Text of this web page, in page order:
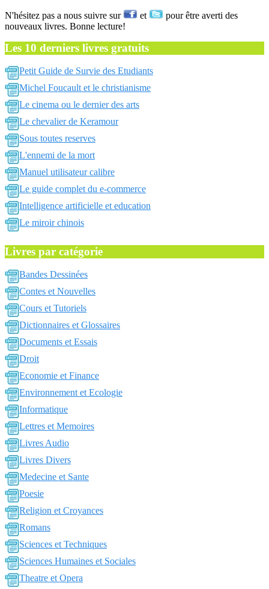
N'hésitez pas a nous suivre sur et
pour être averti des
nouveaux livres. Bonne lecture!
Les 10 derniers livres gratuits
Petit Guide de Survie des Etudiants
Michel Foucault et le christianisme
Le cinema ou le dernier des arts
Le chevalier de Keramour
Sous toutes reserves
L'ennemi de la mort
Manuel utilisateur calibre
Le guide complet du e-commerce
Intelligence artificielle et education
Le miroir chinois
Livres par catégorie
Bandes Dessinées
Contes et Nouvelles
Cours et Tutoriels
Dictionnaires et Glossaires
Documents et Essais
Droit
Economie et Finance
Environnement et Ecologie
Informatique
Lettres et Memoires
Livres Audio
Livres Divers
Medecine et Sante
Poesie
Religion et Croyances
Romans
Sciences et Techniques
Sciences Humaines et Sociales
Theatre et Opera